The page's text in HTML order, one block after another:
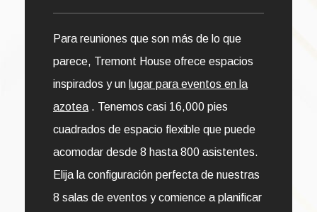
Para reuniones que son más de lo que
parece, Tremont House ofrece espacios
inspirados y un lugar para eventos en la
azotea . Tenemos casi 16,000 pies
cuadrados de espacio flexible que puede
acomodar desde 8 hasta 800 asistentes.
Elija la configuración perfecta de nuestras
8 salas de eventos y comience a planificar